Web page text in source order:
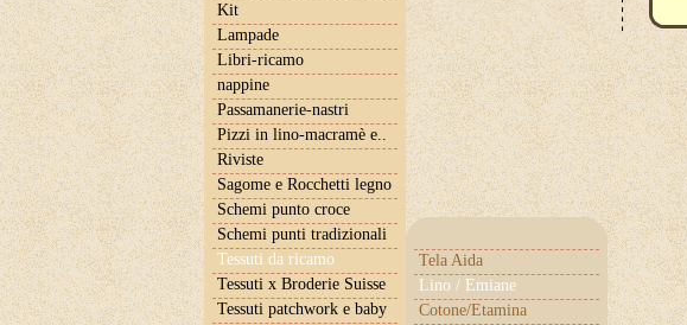
Kit
Lampade
Libri-ricamo
nappine
Passamanerie-nastri
Pizzi in lino-macramè e..
Riviste
Sagome e Rocchetti legno
Schemi punto croce
Schemi punti tradizionali
Tessuti da ricamo
Tela Aida
Lino / Emiane
Cotone/Etamina
Tessuti x Broderie Suisse
Tessuti patchwork e baby